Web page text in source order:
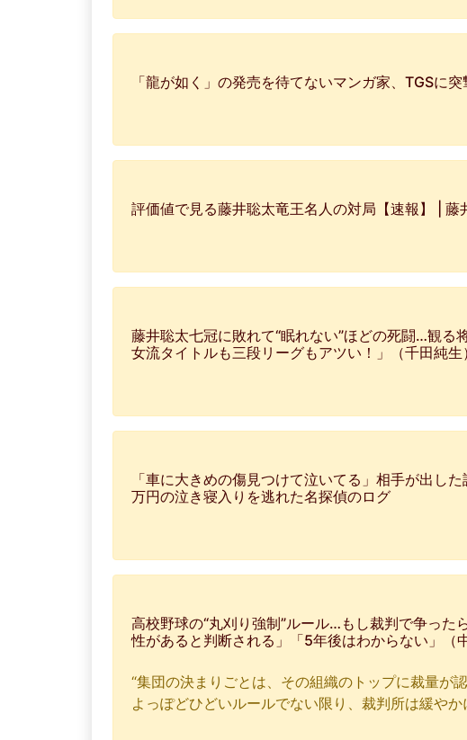
「龍が如く」の発売を待てないマンガ家、TGS
評価値で見る藤井聡太竜王名人の対局【速報】 | 藤
藤井聡太七冠に敗れて“眠れない”ほどの死闘…観る
女流タイトルも三段リーグもアツい！」（千田純生）
「車に大きめの傷見つけて泣いてる」相手が出し
万円の泣き寝入りを逃れた名探偵のログ
高校野球の“丸刈り強制”ルール…もし裁判で争った
性があると判断される」「5年後はわからない」（
“集団の決まりごとは、その組織のトップに裁量が
よっぽどひどいルールでない限り、裁判所は緩や